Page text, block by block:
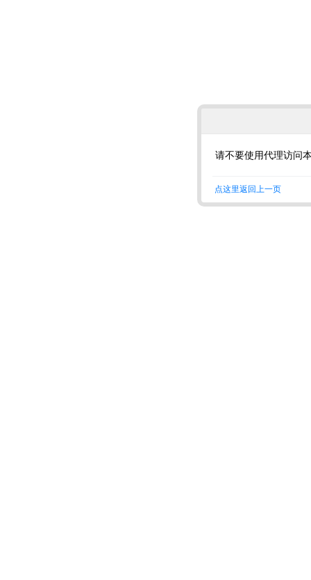
请不要使用代理访问
点这里返回上一页